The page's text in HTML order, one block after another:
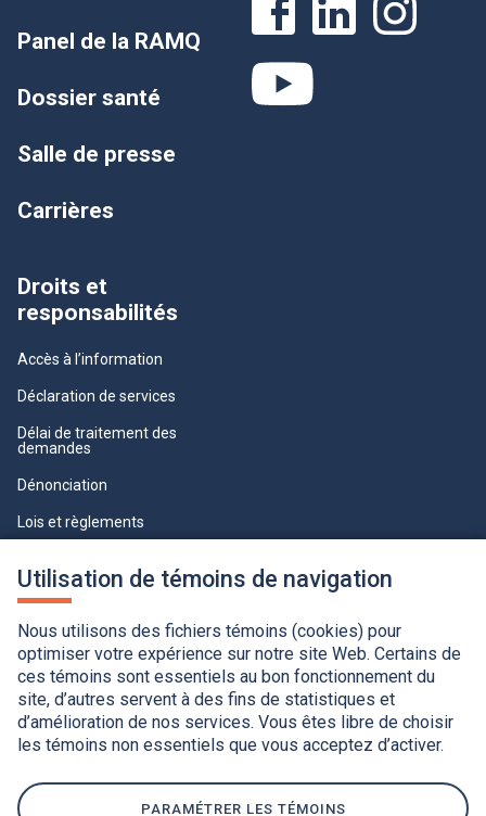
Utilisation de témoins de navigation
Nous utilisons des fichiers témoins (cookies) pour
optimiser votre expérience sur notre site Web. Certains de
ces témoins sont essentiels au bon fonctionnement du
site, d’autres servent à des fins de statistiques et
d’amélioration de nos services. Vous êtes libre de choisir
les témoins non essentiels que vous acceptez d’activer.
PARAMÉTRER LES TÉMOINS
Panel de la RAMQ
Dossier santé
Salle de presse
Carrières
Droits et
responsabilités
Accès à l’information
Déclaration de services
Délai de traitement des
demandes
Dénonciation
Lois et règlements
professionnelle
Accessibilité
Application de la Charte de la langue française
Politique de confidentialité
Québec.ca
Ce